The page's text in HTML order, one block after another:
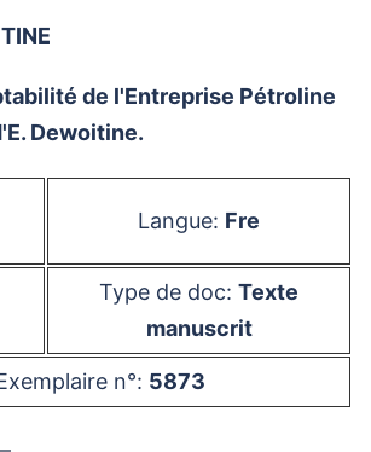
de l'Entreprise Pétroline
Dewoitine.
Langue: Fre
Type de doc: Texte
manuscrit
n°: 5873